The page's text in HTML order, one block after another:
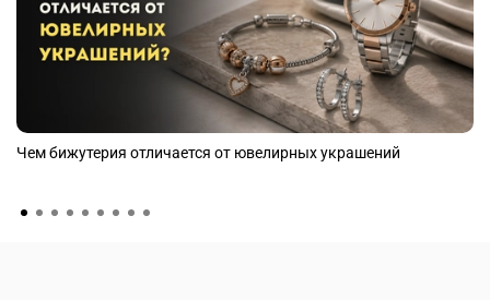
Чем бижутерия отличается от ювелирных украшений